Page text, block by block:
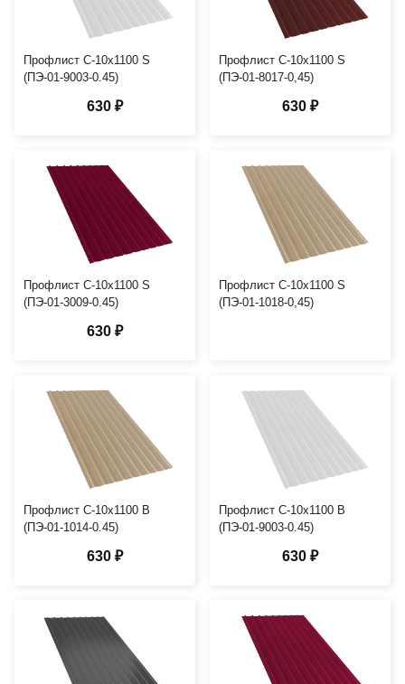
Профлист С-10х1100 S
(ПЭ-01-9003-0.45)
630 ₽
Профлист С-10х1100 S
(ПЭ-01-8017-0,45)
630 ₽
Профлист С-10х1100 S
(ПЭ-01-3009-0.45)
630 ₽
Профлист С-10х1100 S
(ПЭ-01-1018-0,45)
Профлист С-10х1100 B
(ПЭ-01-1014-0.45)
630 ₽
Профлист С-10х1100 B
(ПЭ-01-9003-0.45)
630 ₽